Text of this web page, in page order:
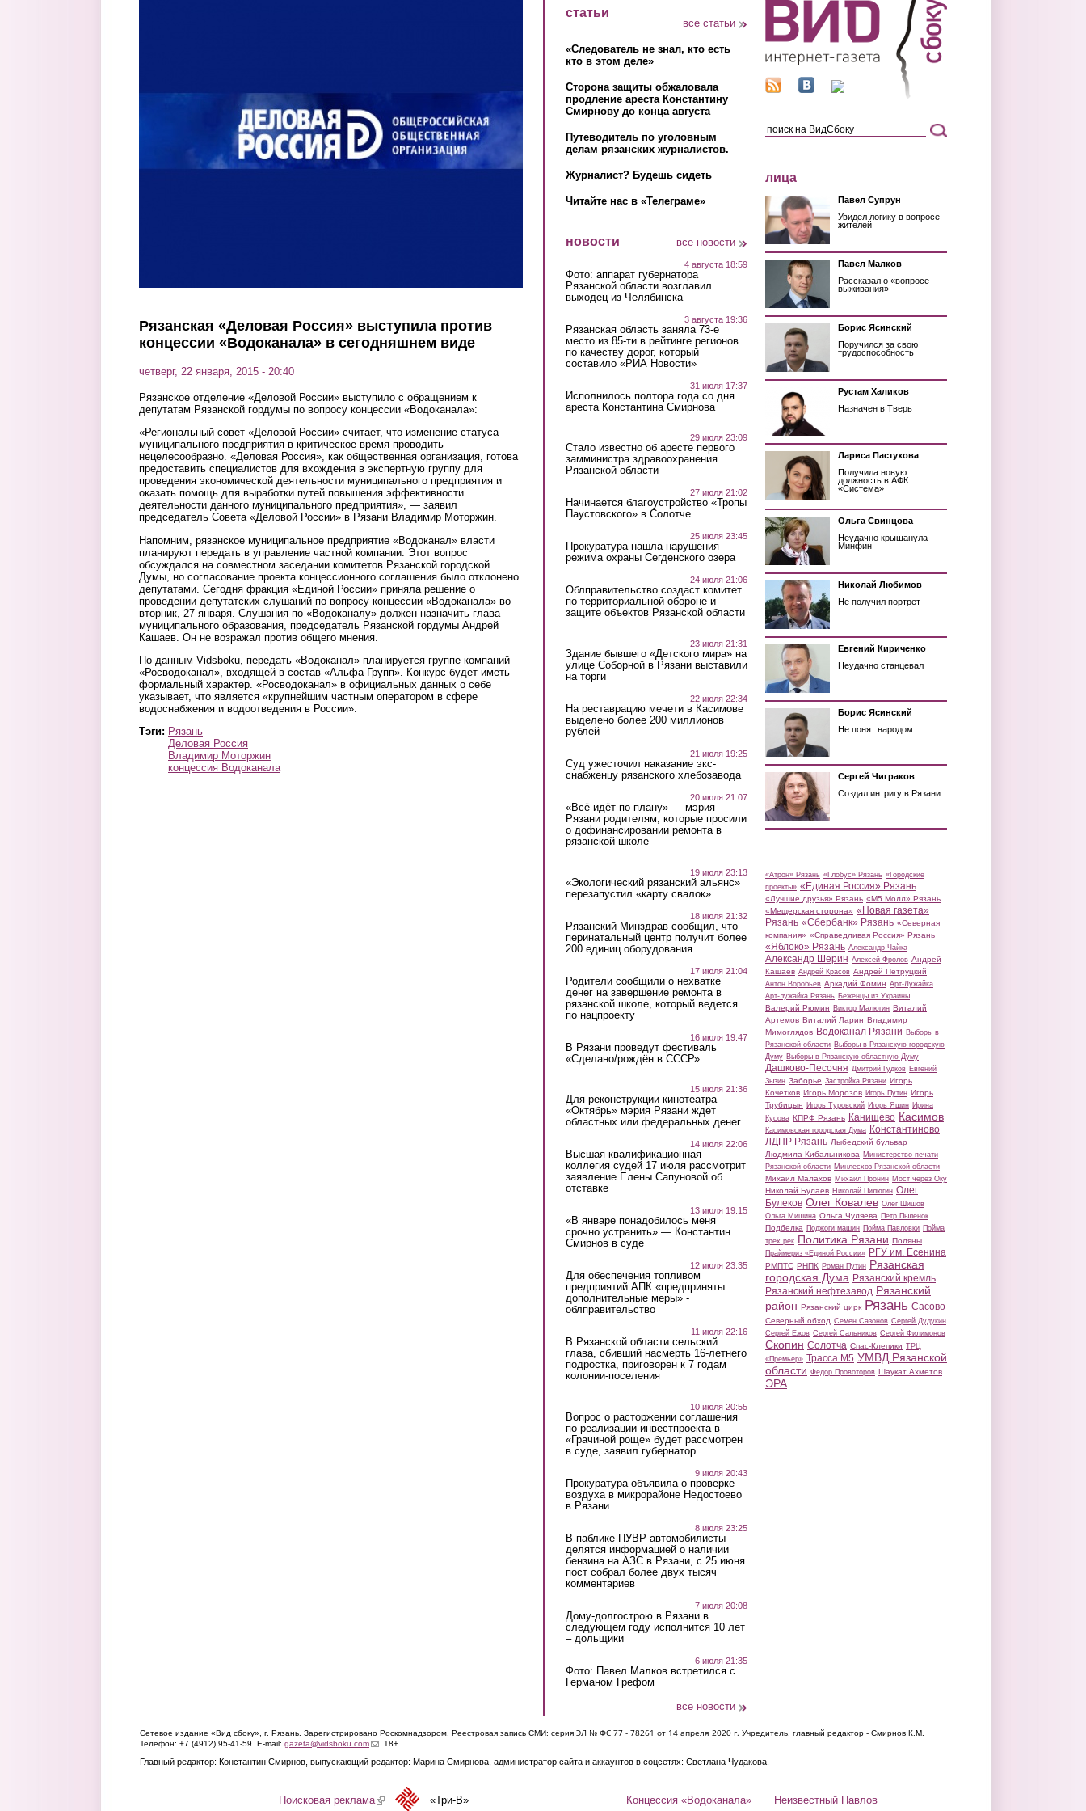
Рязанская «Деловая Россия» выступила против
концессии «Водоканала» в сегодняшнем виде
четверг, 22 января, 2015 - 20:40
Рязанское отделение «Деловой России» выступило с обращением к
депутатам Рязанской гордумы по вопросу концессии «Водоканала»:
«Региональный совет «Деловой России» считает, что изменение статуса
муниципального предприятия в критическое время проводить
нецелесообразно. «Деловая Россия», как общественная организация, готова
предоставить специалистов для вхождения в экспертную группу для
проведения экономической деятельности муниципального предприятия и
оказать помощь для выработки путей повышения эффективности
деятельности данного муниципального предприятия», — заявил
председатель Совета «Деловой России» в Рязани Владимир Моторжин.
Напомним, рязанское муниципальное предприятие «Водоканал» власти
планируют передать в управление частной компании. Этот вопрос
обсуждался на совместном заседании комитетов Рязанской городской
Думы, но согласование проекта концессионного соглашения было отклонено
депутатами. Сегодня фракция «Единой России» приняла решение о
проведении депутатских слушаний по вопросу концессии «Водоканала» во
вторник, 27 января. Слушания по «Водоканалу» должен назначить глава
муниципального образования, председатель Рязанской гордумы Андрей
Кашаев. Он не возражал против общего мнения.
По данным Vidsboku, передать «Водоканал» планируется группе компаний
«Росводоканал», входящей в состав «Альфа-Групп». Конкурс будет иметь
формальный характер. «Росводоканал» в официальных данных о себе
указывает, что является «крупнейшим частным оператором в сфере
водоснабжения и водоотведения в России».
Тэги: Рязань
Деловая Россия
Владимир Моторжин
концессия Водоканала
статьи
все статьи
«Следователь не знал, кто есть
кто в этом деле»
Сторона защиты обжаловала
продление ареста Константину
Смирнову до конца августа
Путеводитель по уголовным
делам рязанских журналистов.
Журналист? Будешь сидеть
Читайте нас в «Телеграме»
новости все новости
4 августа 18:59
Фото: аппарат губернатора
Рязанской области возглавил
выходец из Челябинска
3 августа 19:36
Рязанская область заняла 73-е
место из 85-ти в рейтинге регионов
по качеству дорог, который
составило «РИА Новости»
31 июля 17:37
Исполнилось полтора года со дня
ареста Константина Смирнова
29 июля 23:09
Стало известно об аресте первого
замминистра здравоохранения
Рязанской области
27 июля 21:02
Начинается благоустройство «Тропы
Паустовского» в Солотче
25 июля 23:45
Прокуратура нашла нарушения
режима охраны Сегденского озера
24 июля 21:06
Облправительство создаст комитет
по территориальной обороне и
защите объектов Рязанской области
23 июля 21:31
Здание бывшего «Детского мира» на
улице Соборной в Рязани выставили
на торги
22 июля 22:34
На реставрацию мечети в Касимове
выделено более 200 миллионов
рублей
21 июля 19:25
Суд ужесточил наказание экс-
снабженцу рязанского хлебозавода
20 июля 21:07
«Всё идёт по плану» — мэрия
Рязани родителям, которые просили
о дофинансировании ремонта в
рязанской школе
19 июля 23:13
«Экологический рязанский альянс»
перезапустил «карту свалок»
18 июля 21:32
Рязанский Минздрав сообщил, что
перинатальный центр получит более
200 единиц оборудования
17 июля 21:04
Родители сообщили о нехватке
денег на завершение ремонта в
рязанской школе, который ведется
по нацпроекту
16 июля 19:47
В Рязани проведут фестиваль
«Сделано/рождён в СССР»
15 июля 21:36
Для реконструкции кинотеатра
«Октябрь» мэрия Рязани ждет
областных или федеральных денег
14 июля 22:06
Высшая квалификационная
коллегия судей 17 июля рассмотрит
заявление Елены Сапуновой об
отставке
13 июля 19:15
«В январе понадобилось меня
срочно устранить» — Константин
Смирнов в суде
12 июля 23:35
Для обеспечения топливом
предприятий АПК «предприняты
дополнительные меры» -
облправительство
11 июля 22:16
В Рязанской области сельский
глава, сбивший насмерть 16-летнего
подростка, приговорен к 7 годам
колонии-поселения
10 июля 20:55
Вопрос о расторжении соглашения
по реализации инвестпроекта в
«Грачиной роще» будет рассмотрен
в суде, заявил губернатор
9 июля 20:43
Прокуратура объявила о проверке
воздуха в микрорайоне Недостоево
в Рязани
8 июля 23:25
В паблике ПУВР автомобилисты
делятся информацией о наличии
бензина на АЗС в Рязани, с 25 июня
пост собрал более двух тысяч
комментариев
7 июля 20:08
Дому-долгострою в Рязани в
следующем году исполнится 10 лет
– дольщики
6 июля 21:35
Фото: Павел Малков встретился с
Германом Грефом
все новости
лица
Павел Супрун
Увидел логику в вопросе
жителей
Павел Малков
Рассказал о «вопросе
выживания»
Борис Ясинский
Поручился за свою
трудоспособность
Рустам Халиков
Назначен в Тверь
Лариса Пастухова
Получила новую
должность в АФК
«Система»
Ольга Свинцова
Неудачно крышанула
Минфин
Николай Любимов
Не получил портрет
Евгений Кириченко
Неудачно станцевал
Борис Ясинский
Не понят народом
Сергей Чиграков
Создал интригу в Рязани
«Атрон» Рязань «Глобус» Рязань «Городские
проекты» «Единая Россия» Рязань
«Лучшие друзья» Рязань «М5 Молл» Рязань
«Мещерская сторона» «Новая газета»
Рязань «Сбербанк» Рязань «Северная
компания» «Справедливая Россия» Рязань
«Яблоко» Рязань Александр Чайка
Александр Шерин Алексей Фролов Андрей
Кашаев Андрей Красов Андрей Петруцкий
Антон Воробьев Аркадий Фомин Арт-Лужайка
Арт-лужайка Рязань Беженцы из Украины
Валерий Рюмин Виктор Малюгин Виталий
Артемов Виталий Ларин Владимир
Мимоглядов Водоканал Рязани Выборы в
Рязанской области Выборы в Рязанскую городскую
Думу Выборы в Рязанскую областную Думу
Дашково-Песочня Дмитрий Гудков Евгений
Зызин Заборье Застройка Рязани Игорь
Кочетков Игорь Морозов Игорь Путин Игорь
Трубицын Игорь Туровский Игорь Яшин Ирина
Кусова КПРФ Рязань Канищево Касимов
Касимовская городская Дума Константиново
ЛДПР Рязань Лыбедский бульвар
Людмила Кибальникова Министерство печати
Рязанской области Минлесхоз Рязанской области
Михаил Малахов Михаил Пронин Мост через Оку
Николай Булаев Николай Пилюгин Олег
Булеков Олег Ковалев Олег Шишов
Ольга Мишина Ольга Чуляева Петр Пыленок
Подбелка Поджоги машин Пойма Павловки Пойма
трех рек Политика Рязани Поляны
Праймериз «Единой России» РГУ им. Есенина
РМПТС РНПК Роман Путин Рязанская
городская Дума Рязанский кремль
Рязанский нефтезавод Рязанский
район Рязанский цирк Рязань Сасово
Северный обход Семен Сазонов Сергей Дудукин
Сергей Ежов Сергей Сальников Сергей Филимонов
Скопин Солотча Спас-Клепики ТРЦ
«Премьер» Трасса М5 УМВД Рязанской
области Федор Провоторов Шаукат Ахметов
ЭРА
Сетевое издание «Вид сбоку», г. Рязань. Зарегистрировано Роскомнадзором. Реестровая запись СМИ: серия ЭЛ № ФС 77 - 78261 от 14 апреля 2020 г. Учредитель, главный редактор - Смирнов К.М.
Телефон: +7 (4912) 95-41-59. E-mail: gazeta@vidsboku.com(link sends e-mail)
. 18+
Главный редактор: Константин Смирнов, выпускающий редактор: Марина Смирнова, администратор сайта и аккаунтов в соцсетях: Светлана Чудакова.
Концессия «Водоканала» Неизвестный Павлов
Поисковая реклама(link is external)«Три-В»